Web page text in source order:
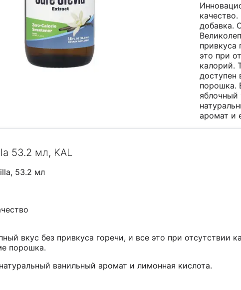
добавка.
привкуса
это при
калорий.
доступен
порошка.
яблочный
аромат и
53.2 мл, KAL
53.2 мл
вкус без привкуса горечи, и все это при отсутствии
порошка.
ванильный аромат и лимонная кислота.